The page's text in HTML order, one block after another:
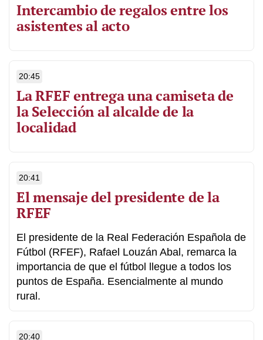
Intercambio de regalos entre los
asistentes al acto
20:45
La RFEF entrega una camiseta de
la Selección al alcalde de la
localidad
20:41
El mensaje del presidente de la
RFEF
El presidente de la Real Federación Española de
Fútbol (RFEF), Rafael Louzán Abal, remarca la
importancia de que el fútbol llegue a todos los
puntos de España. Esencialmente al mundo
rural.
20:40